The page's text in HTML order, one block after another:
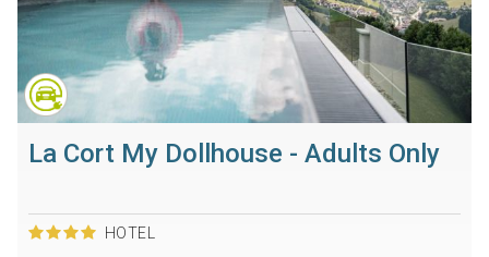
La Cort My Dollhouse - Adults Only
HOTEL